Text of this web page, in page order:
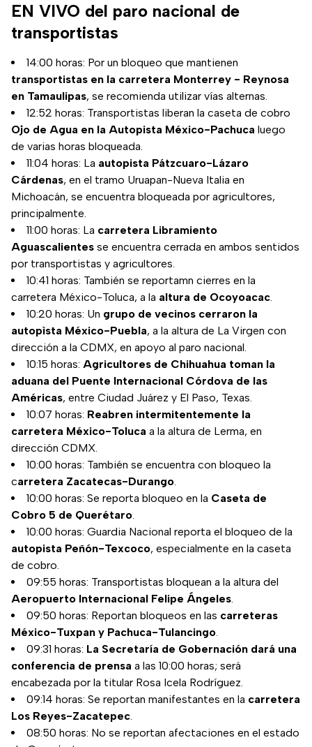
EN VIVO del paro nacional de
transportistas
14:00 horas: Por un bloqueo que mantienen
transportistas en la carretera Monterrey - Reynosa
en Tamaulipas, se recomienda utilizar vías alternas.
12:52 horas: Transportistas liberan la caseta de cobro
Ojo de Agua en la Autopista México-Pachuca luego
de varias horas bloqueada.
11:04 horas: La autopista Pátzcuaro-Lázaro
Cárdenas, en el tramo Uruapan-Nueva Italia en
Michoacán, se encuentra bloqueada por agricultores,
principalmente.
11:00 horas: La carretera Libramiento
Aguascalientes se encuentra cerrada en ambos sentidos
por transportistas y agricultores.
10:41 horas: También se reportamn cierres en la
carretera México-Toluca, a la altura de Ocoyoacac.
10:20 horas: Un grupo de vecinos cerraron la
autopìsta México-Puebla, a la altura de La Virgen con
dirección a la CDMX, en apoyo al paro nacional.
10:15 horas: Agricultores de Chihuahua toman la
aduana del Puente Internacional Córdova de las
Américas, entre Ciudad Juárez y El Paso, Texas.
10:07 horas: Reabren intermitentemente la
carretera México-Toluca a la altura de Lerma, en
dirección CDMX.
10:00 horas: También se encuentra con bloqueo la
carretera Zacatecas-Durango.
10:00 horas: Se reporta bloqueo en la Caseta de
Cobro 5 de Querétaro.
10:00 horas: Guardia Nacional reporta el bloqueo de la
autopista Peñón-Texcoco, especialmente en la caseta
de cobro.
09:55 horas: Transportistas bloquean a la altura del
Aeropuerto Internacional Felipe Ángeles.
09:50 horas: Reportan bloqueos en las carreteras
México-Tuxpan y Pachuca-Tulancingo.
09:31 horas: La Secretaría de Gobernación dará una
conferencia de prensa a las 10:00 horas; será
encabezada por la titular Rosa Icela Rodríguez.
09:14 horas: Se reportan manifestantes en la carretera
Los Reyes-Zacatepec.
08:50 horas: No se reportan afectaciones en el estado